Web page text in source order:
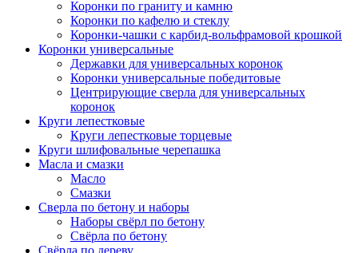
Коронки по граниту и камню
Коронки по кафелю и стеклу
Коронки-чашки с карбид-вольфрамовой крошкой
Коронки универсальные
Державки для универсальных коронок
Коронки универсальные победитовые
Центрирующие сверла для универсальных
коронок
Круги лепестковые
Круги лепестковые торцевые
Круги шлифовальные черепашка
Масла и смазки
Масло
Смазки
Сверла по бетону и наборы
Наборы свёрл по бетону
Свёрла по бетону
Свёрла по дереву